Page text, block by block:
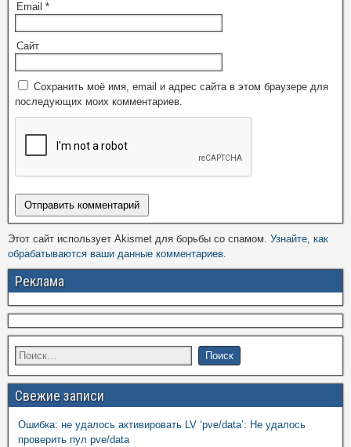
Email *
Сайт
Сохранить моё имя, email и адрес сайта в этом браузере для
последующих моих комментариев.
Этот сайт использует Akismet для борьбы со спамом. Узнайте, как
обрабатываются ваши данные комментариев.
Реклама
Свежие записи
Ошибка: не удалось активировать LV ‘pve/data’: Не удалось
проверить пул pve/data